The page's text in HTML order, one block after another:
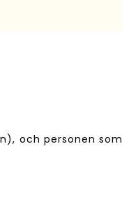
och personen som